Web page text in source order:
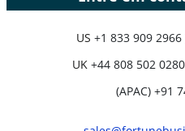
US +1 833 909
UK +44 808 502
(APAC) +91